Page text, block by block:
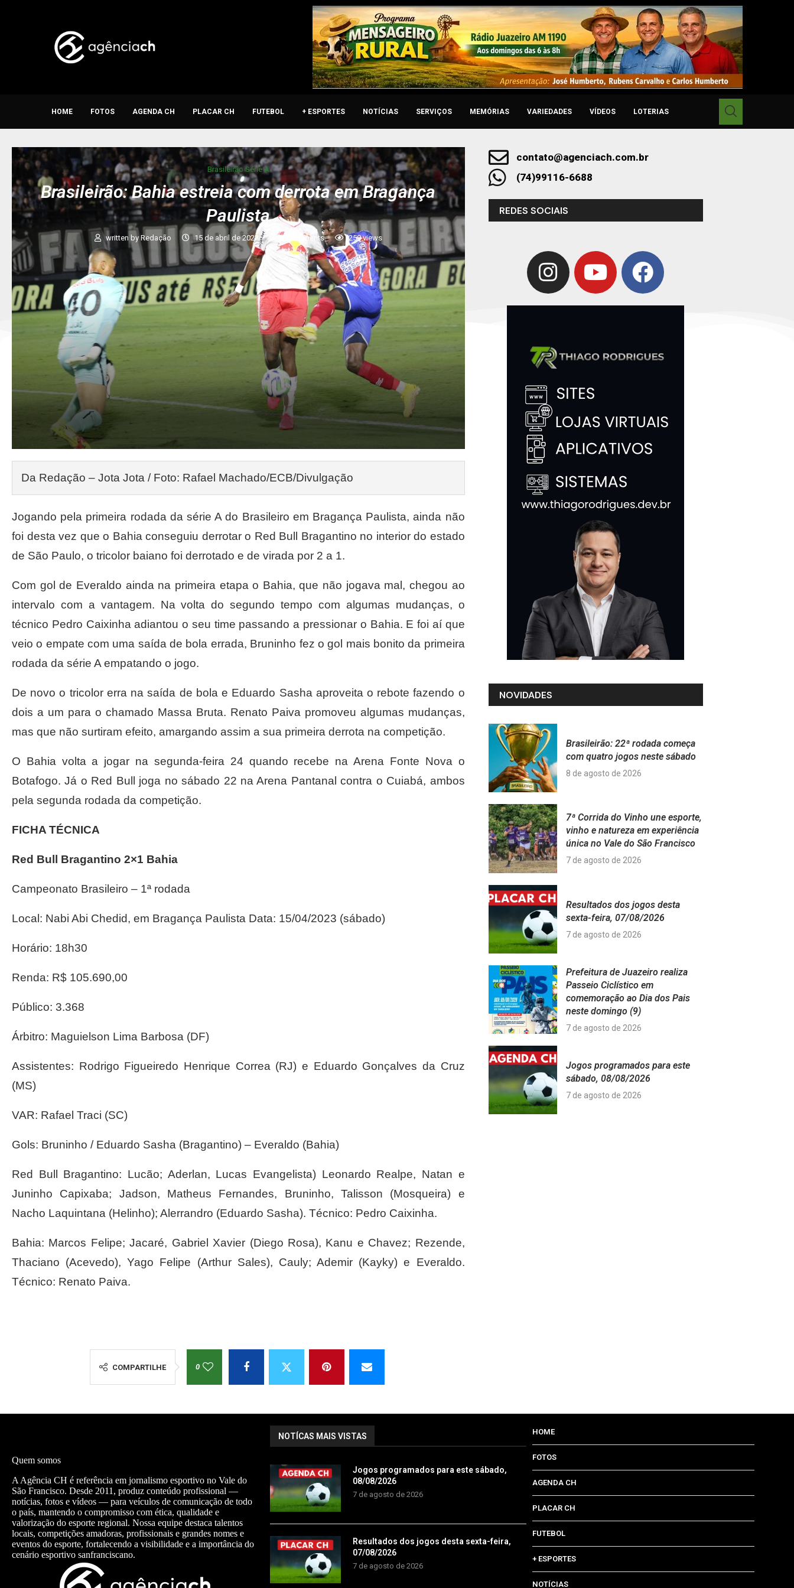
HOME FOTOS AGENDA CH PLACAR CH FUTEBOL + ESPORTES NOTÍCIAS SERVIÇOS MEMÓRIAS VARIEDADES VÍDEOS LOTERIAS
Brasileirão Série A
Brasileirão: Bahia estreia com derrota em Bragança
Paulista
written byRedação 15 de abril de 2023 0 comments 258views
Da Redação – Jota Jota / Foto: Rafael Machado/ECB/Divulgação
Jogando pela primeira rodada da série A do Brasileiro em Bragança Paulista, ainda não
foi desta vez que o Bahia conseguiu derrotar o Red Bull Bragantino no interior do estado
de São Paulo, o tricolor baiano foi derrotado e de virada por 2 a 1.
Com gol de Everaldo ainda na primeira etapa o Bahia, que não jogava mal, chegou ao
intervalo com a vantagem. Na volta do segundo tempo com algumas mudanças, o
técnico Pedro Caixinha adiantou o seu time passando a pressionar o Bahia. E foi aí que
veio o empate com uma saída de bola errada, Bruninho fez o gol mais bonito da primeira
rodada da série A empatando o jogo.
De novo o tricolor erra na saída de bola e Eduardo Sasha aproveita o rebote fazendo o
dois a um para o chamado Massa Bruta. Renato Paiva promoveu algumas mudanças,
mas que não surtiram efeito, amargando assim a sua primeira derrota na competição.
O Bahia volta a jogar na segunda-feira 24 quando recebe na Arena Fonte Nova o
Botafogo. Já o Red Bull joga no sábado 22 na Arena Pantanal contra o Cuiabá, ambos
pela segunda rodada da competição.
FICHA TÉCNICA
Red Bull Bragantino 2×1 Bahia
Campeonato Brasileiro – 1ª rodada
Local: Nabi Abi Chedid, em Bragança Paulista Data: 15/04/2023 (sábado)
Horário: 18h30
Renda: R$ 105.690,00
Público: 3.368
Árbitro: Maguielson Lima Barbosa (DF)
Assistentes: Rodrigo Figueiredo Henrique Correa (RJ) e Eduardo Gonçalves da Cruz
(MS)
VAR: Rafael Traci (SC)
Gols: Bruninho / Eduardo Sasha (Bragantino) – Everaldo (Bahia)
Red Bull Bragantino: Lucão; Aderlan, Lucas Evangelista) Leonardo Realpe, Natan e
Juninho Capixaba; Jadson, Matheus Fernandes, Bruninho, Talisson (Mosqueira) e
Nacho Laquintana (Helinho); Alerrandro (Eduardo Sasha). Técnico: Pedro Caixinha.
Bahia: Marcos Felipe; Jacaré, Gabriel Xavier (Diego Rosa), Kanu e Chavez; Rezende,
Thaciano (Acevedo), Yago Felipe (Arthur Sales), Cauly; Ademir (Kayky) e Everaldo.
Técnico: Renato Paiva.
COMPARTILHE 0
contato@agenciach.com.br
(74)99116-6688
REDES SOCIAIS
NOVIDADES
Brasileirão: 22ª rodada começa
com quatro jogos neste sábado
8 de agosto de 2026
7ª Corrida do Vinho une esporte,
vinho e natureza em experiência
única no Vale do São Francisco
7 de agosto de 2026
Resultados dos jogos desta
sexta-feira, 07/08/2026
7 de agosto de 2026
Prefeitura de Juazeiro realiza
Passeio Ciclístico em
comemoração ao Dia dos Pais
neste domingo (9)
7 de agosto de 2026
Jogos programados para este
sábado, 08/08/2026
7 de agosto de 2026
Quem somos
A Agência CH é referência em jornalismo esportivo no Vale do
São Francisco. Desde 2011, produz conteúdo profissional —
notícias, fotos e vídeos — para veículos de comunicação de todo
o país, mantendo o compromisso com ética, qualidade e
valorização do esporte regional. Nossa equipe destaca talentos
locais, competições amadoras, profissionais e grandes nomes e
eventos do esporte, fortalecendo a visibilidade e a importância do
cenário esportivo sanfranciscano.
NOTÍCAS MAIS VISTAS
Jogos programados para este sábado,
08/08/2026
7 de agosto de 2026
Resultados dos jogos desta sexta-feira,
07/08/2026
7 de agosto de 2026
HOME
FOTOS
AGENDA CH
PLACAR CH
FUTEBOL
+ ESPORTES
NOTÍCIAS